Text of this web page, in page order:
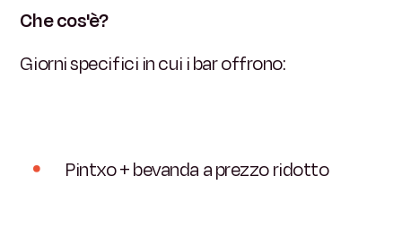
Che cos'è?
Giorni specifici in cui i bar offrono:
Pintxo + bevanda a prezzo ridotto